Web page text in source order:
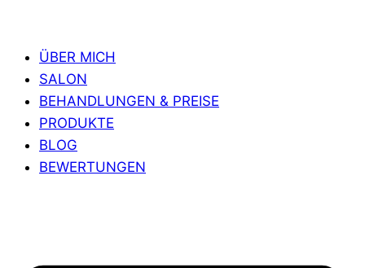
ÜBER MICH
SALON
BEHANDLUNGEN & PREISE
PRODUKTE
BLOG
BEWERTUNGEN